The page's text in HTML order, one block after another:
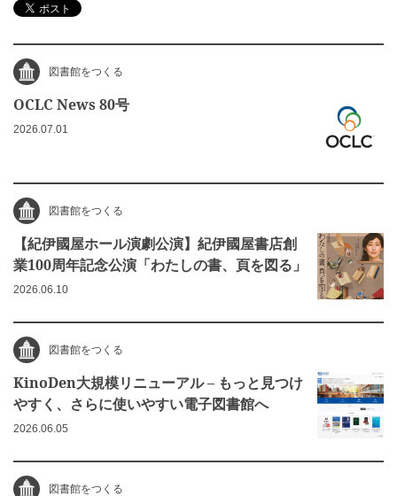
図書館をつくる
OCLC News 80号
2026.07.01
図書館をつくる
【紀伊國屋ホール演劇公演】紀伊國屋書店創
業100周年記念公演「わたしの書、頁を図る」
2026.06.10
図書館をつくる
KinoDen大規模リニューアル – もっと見つけ
やすく、さらに使いやすい電子図書館へ
2026.06.05
図書館をつくる